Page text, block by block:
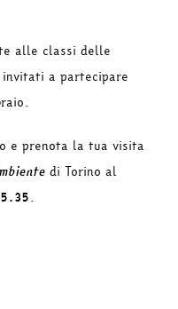
alle classi delle
a partecipare
e prenota la tua visita
di Torino al
.